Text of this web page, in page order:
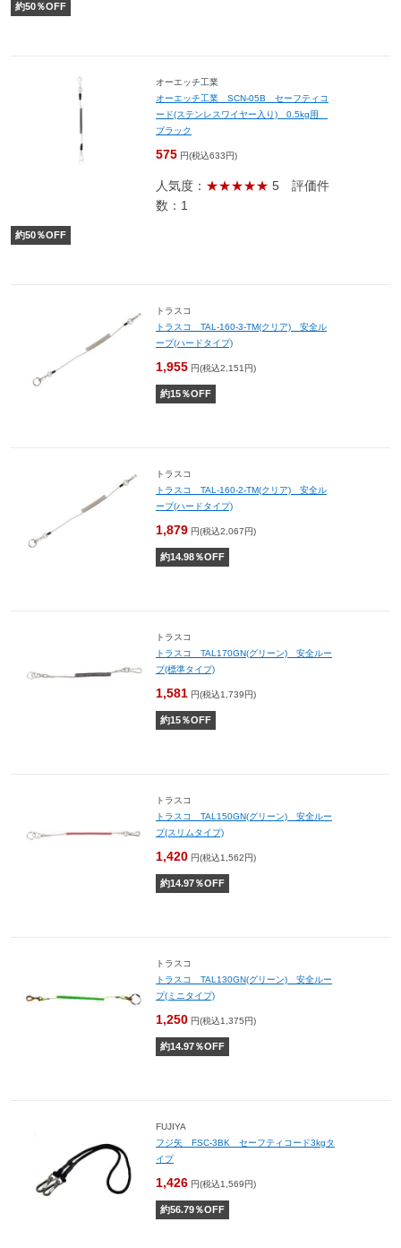
約50％OFF
オーエッチ工業
オーエッチ工業 SCN-05B セーフティコ
ード(ステンレスワイヤー入り) 0.5kg用
ブラック
575 円(税込633円)
人気度： ★★★★★ 5 評価件
数：1
約50％OFF
トラスコ
トラスコ TAL-160-3-TM(クリア) 安全ル
ープ(ハードタイプ)
1,955 円(税込2,151円)
約15％OFF
トラスコ
トラスコ TAL-160-2-TM(クリア) 安全ル
ープ(ハードタイプ)
1,879 円(税込2,067円)
約14.98％OFF
トラスコ
トラスコ TAL170GN(グリーン) 安全ルー
プ(標準タイプ)
1,581 円(税込1,739円)
約15％OFF
トラスコ
トラスコ TAL150GN(グリーン) 安全ルー
プ(スリムタイプ)
1,420 円(税込1,562円)
約14.97％OFF
トラスコ
トラスコ TAL130GN(グリーン) 安全ルー
プ(ミニタイプ)
1,250 円(税込1,375円)
約14.97％OFF
FUJIYA
フジ矢 FSC-3BK セーフティコード3kgタ
イプ
1,426 円(税込1,569円)
約56.79％OFF